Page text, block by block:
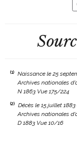
(1)
Naissance le 25
Archives nationales
N 1863 Vue 175/224
(2)
Décès le 15 juillet
Archives nationales
D 1883 Vue 10/16